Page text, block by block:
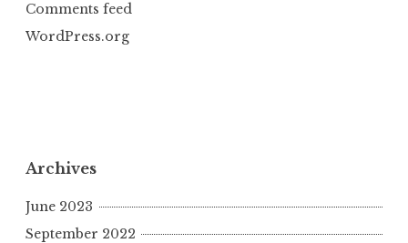
Comments feed
WordPress.org
Archives
June 2023
September 2022